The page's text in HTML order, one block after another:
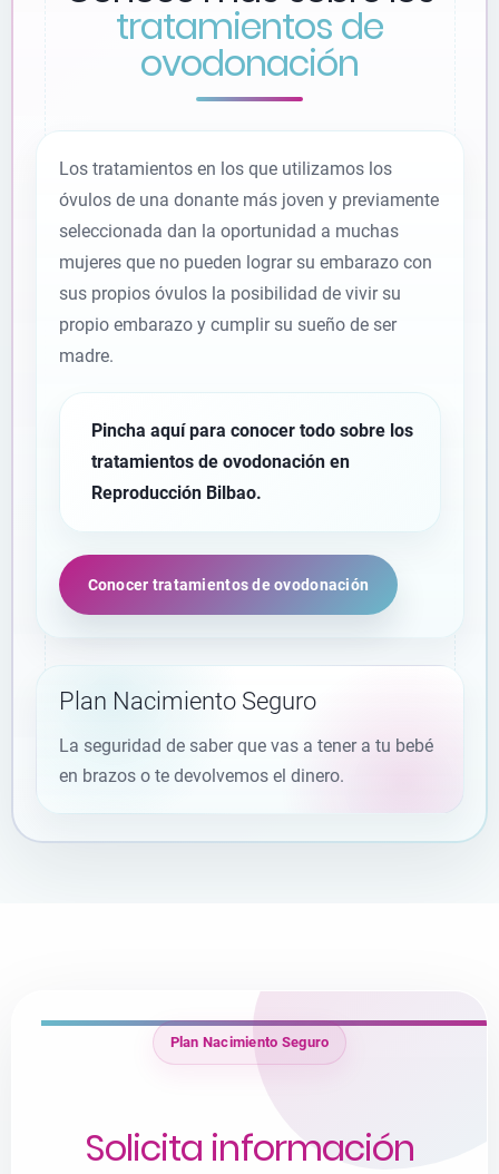
tratamientos de
ovodonación
Los tratamientos en los que utilizamos los
óvulos de una donante más joven y previamente
seleccionada dan la oportunidad a muchas
mujeres que no pueden lograr su embarazo con
sus propios óvulos la posibilidad de vivir su
propio embarazo y cumplir su sueño de ser
madre.
Pincha aquí para conocer todo sobre los
tratamientos de ovodonación en
Reproducción Bilbao.
Conocer tratamientos de ovodonación
Plan Nacimiento Seguro
La seguridad de saber que vas a tener a tu bebé
en brazos o te devolvemos el dinero.
Plan Nacimiento Seguro
Solicita información